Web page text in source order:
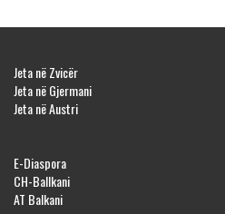
Jeta në Zvicër
Jeta në Gjermani
Jeta në Austri
E-Diaspora
CH-Ballkani
AT Balkani